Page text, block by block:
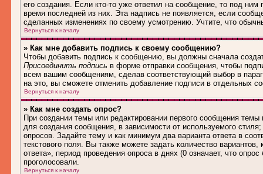
его создания. Если кто-то уже ответил на сообщение, то под
время последней из них. Эта надпись не появляется, если
сделанных изменениях по своему усмотрению. Учтите, что
Вернуться к началу
» Как мне добавить подпись к своему сообщению?
Чтобы добавить подпись к сообщению, вы должны сначала
Присоединить подпись в форме отправки сообщения, чтобы
всем вашим сообщениям, сделав соответствующий выбор в
на это, вы сможете отменить добавление подписи в отдельных
Вернуться к началу
» Как мне создать опрос?
При создании темы или редактировании первого сообщения
для создания сообщения, в зависимости от используемого
опросов. Задайте тему и как минимум два варианта ответа в
текстового поля. Вы также можете задать количество
ответа», период проведения опроса в днях (0 означает, что
проголосовали.
Вернуться к началу